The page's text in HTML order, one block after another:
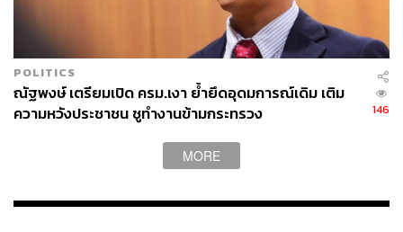
POLITICS
ณัฐพงษ์ เตรียมเปิด ครม.เงา ย้ำยึดอุดมการณ์เดิม เติม
ความหวังประชาชน ชูทำงานข้ามกระทรวง
146
MORE